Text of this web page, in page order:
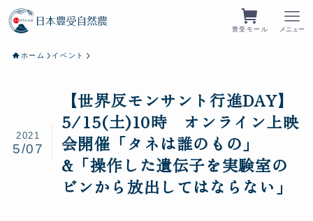
豊受モール メニュー
ホーム イベント
【世界反モンサント行進DAY】
5/15(土)10時 オンライン上映
会開催「タネは誰のもの」
&「操作した遺伝子を実験室の
ビンから放出してはならない」
2021
5/07